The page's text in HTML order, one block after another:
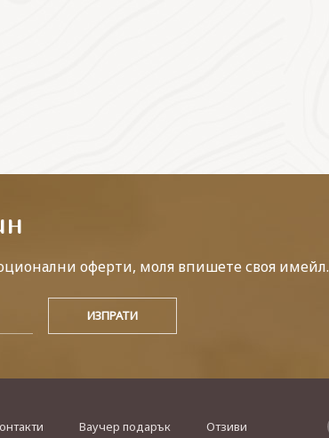
оферти, моля впишете своя имейл.
Ваучер подарък Отзиви